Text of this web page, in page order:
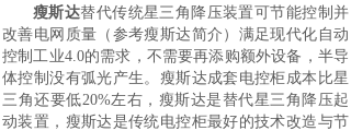
瘦斯达替代传统星三角降压装置可节能控制并
改善电网质量（参考瘦斯达简介）满足现代化自动
控制工业4.0的需求，不需要再添购额外设备，半导
体控制没有弧光产生。瘦斯达成套电控柜成本比星
三角还要低20%左右，瘦斯达是替代星三角降压起
动装置，瘦斯达是传统电控柜最好的技术改造与节